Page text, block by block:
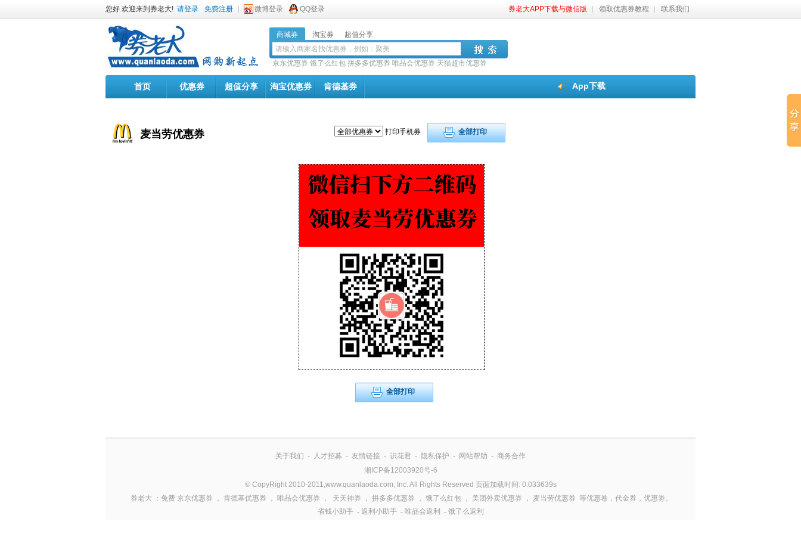
您好 欢迎来到券老大! 请登录 免费注册 微博登录 QQ登录 券老大APP下载与微信版 领取优惠券教程 联系我们
商城券 淘宝券 超值分享
京东优惠券 饿了么红包 拼多多优惠券 唯品会优惠券 天猫超市优惠券
App下载
首页 优惠券 超值分享 淘宝优惠券 肯德基券
麦当劳优惠券 打印手机券 全部打印
全部打印
关于我们 - 人才招募 - 友情链接 - 识花君 - 隐私保护 - 网站帮助 - 商务合作
湘ICP备12003920号-6
© CopyRight 2010-2011,www.quanlaoda.com, Inc. All Rights Reserved 页面加载时间: 0.033639s
券老大
：免费 京东优惠券 ， 肯德基优惠券 ， 唯品会优惠券 ， 天天神券 ， 拼多多优惠券 ， 饿了么红包 ， 美团外卖优惠券 ， 麦当劳优惠券 等优惠卷，代金券，优惠劵。
省钱小助手 - 返利小助手 - 唯品会返利 - 饿了么返利